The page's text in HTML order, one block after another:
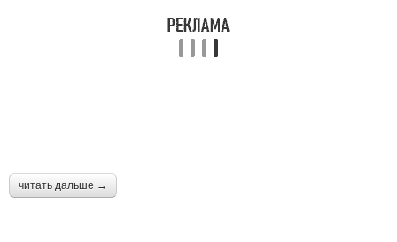
Дачные бассейны
читать дальше →